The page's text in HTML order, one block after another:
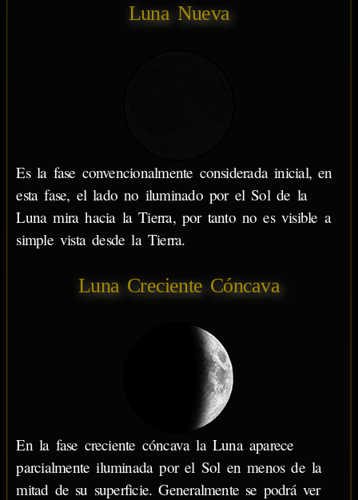
Luna Nueva
Es la fase convencionalmente considerada inicial, en
esta fase, el lado no iluminado por el Sol de la
Luna mira hacia la Tierra, por tanto no es visible a
simple vista desde la Tierra.
Luna Creciente Cóncava
En la fase creciente cóncava la Luna aparece
parcialmente iluminada por el Sol en menos de la
mitad de su superficie. Generalmente se podrá ver